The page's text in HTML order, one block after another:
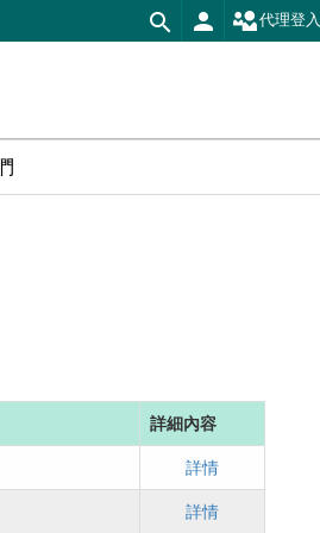
代理登入
詳細內容
詳情
詳情